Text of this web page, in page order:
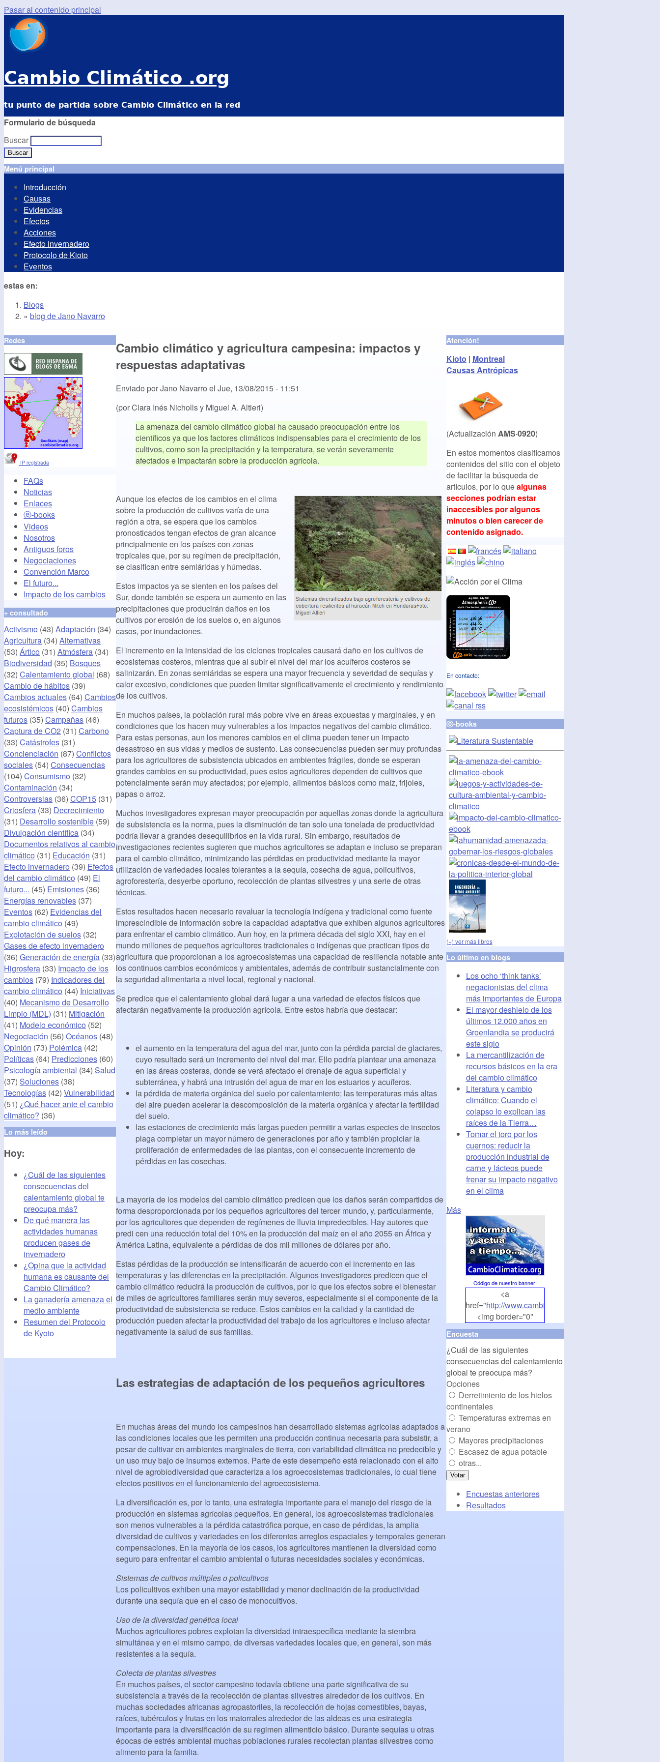
Pasar al contenido principal
Cambio Climático .org
tu punto de partida sobre Cambio Climático en la red
Formulario de búsqueda
Buscar
Menú principal
Introducción
Causas
Evidencias
Efectos
Acciones
Efecto invernadero
Protocolo de Kioto
Eventos
estas en:
Blogs
» blog de Jano Navarro
Cambio climático y agricultura campesina: impactos y
respuestas adaptativas
Enviado porJano Navarro el Jue, 13/08/2015 - 11:51
(por Clara Inés Nicholls y Miguel A. Altieri)
La amenaza del cambio climático global ha causado preocupación entre los
científicos ya que los factores climáticos indispensables para el crecimiento de los
cultivos, como son la precipitación y la temperatura, se verán severamente
afectados e impactarán sobre la producción agrícola.
Aunque los efectos de los cambios en el clima
sobre la producción de cultivos varía de una
región a otra, se espera que los cambios
pronosticados tengan efectos de gran alcance
principalmente en los países con zonas
tropicales que, por su regímen de precipitación,
se clasifican entre semiáridas y húmedas.
Estos impactos ya se sienten en los países del
Sur, donde también se espera un aumento en las
precipitaciones que producirán daños en los
cultivos por erosión de los suelos o, en algunos
casos, por inundaciones.
El incremento en la intensidad de los ciclones tropicales causará daño en los cultivos de
ecosistemas costeros, mientras que al subir el nivel del mar los acuíferos costeros se
salinizarán. En zonas semiáridas se espera una mayor frecuencia y severidad de sequías y
calor excesivo, condiciones que pueden limitar significativamente el crecimiento y rendimiento
de los cultivos.
En muchos países, la población rural más pobre vive en áreas expuestas y marginales, y en
condiciones que los hacen muy vulnerables a los impactos negativos del cambio climático.
Para estas personas, aun los menores cambios en el clima pueden tener un impacto
desastroso en sus vidas y medios de sustento. Las consecuencias pueden ser muy profundas
para los agricultores de subsistencia ubicados en ambientes frágiles, donde se esperan
grandes cambios en su productividad, pues estos agricultores dependen de cultivos que
potencialmente serán muy afectados; por ejemplo, alimentos básicos como maíz, frijoles,
papas o arroz.
Muchos investigadores expresan mayor preocupación por aquellas zonas donde la agricultura
de subsistencia es la norma, pues la disminución de tan solo una tonelada de productividad
podría llevar a grandes desequilibrios en la vida rural. Sin embargo, resultados de
investigaciones recientes sugieren que muchos agricultores se adaptan e incluso se preparan
para el cambio climático, minimizando las pérdidas en productividad mediante la mayor
utilización de variedades locales tolerantes a la sequía, cosecha de agua, policultivos,
agroforestería, desyerbe oportuno, recolección de plantas silvestres y una serie de otras
técnicas.
Estos resultados hacen necesario revaluar la tecnología indígena y tradicional como fuente
imprescindible de información sobre la capacidad adaptativa que exhiben algunos agricultores
para enfrentar el cambio climático. Aun hoy, en la primera década del siglo XXI, hay en el
mundo millones de pequeños agricultores tradicionales o indígenas que practican tipos de
agricultura que proporcionan a los agroecosistemas una capacidad de resiliencia notable ante
los continuos cambios económicos y ambientales, además de contribuir sustancialmente con
la seguridad alimentaria a nivel local, regional y nacional.
Se predice que el calentamiento global dará lugar a una variedad de efectos físicos que
afectarán negativamente la producción agrícola. Entre estos habría que destacar:
el aumento en la temperatura del agua del mar, junto con la pérdida parcial de glaciares,
cuyo resultado será un incremento del nivel del mar. Ello podría plantear una amenaza
en las áreas costeras, donde se verá afectado el drenaje de agua superficial y
subterránea, y habrá una intrusión del agua de mar en los estuarios y acuíferos.
la pérdida de materia orgánica del suelo por calentamiento; las temperaturas más altas
del aire pueden acelerar la descomposición de la materia orgánica y afectar la fertilidad
del suelo.
las estaciones de crecimiento más largas pueden permitir a varias especies de insectos
plaga completar un mayor número de generaciones por año y también propiciar la
proliferación de enfermedades de las plantas, con el consecuente incremento de
pérdidas en las cosechas.
La mayoría de los modelos del cambio climático predicen que los daños serán compartidos de
forma desproporcionada por los pequeños agricultores del tercer mundo, y, particularmente,
por los agricultores que dependen de regímenes de lluvia impredecibles. Hay autores que
predi cen una reducción total del 10% en la producción del maíz en el año 2055 en África y
América Latina, equivalente a pérdidas de dos mil millones de dólares por año.
Estas pérdidas de la producción se intensificarán de acuerdo con el incremento en las
temperaturas y las diferencias en la precipitación. Algunos investigadores predicen que el
cambio climático reducirá la producción de cultivos, por lo que los efectos sobre el bienestar
de miles de agricultores familiares serán muy severos, especialmente si el componente de la
productividad de subsistencia se reduce. Estos cambios en la calidad y la cantidad de
producción pueden afectar la productividad del trabajo de los agricultores e incluso afectar
negativamente la salud de sus familias.
Las estrategias de adaptación de los pequeños agricultores
En muchas áreas del mundo los campesinos han desarrollado sistemas agrícolas adaptados a
las condiciones locales que les permiten una producción continua necesaria para subsistir, a
pesar de cultivar en ambientes marginales de tierra, con variabilidad climática no predecible y
un uso muy bajo de insumos externos. Parte de este desempeño está relacionado con el alto
nivel de agrobiodiversidad que caracteriza a los agroecosistemas tradicionales, lo cual tiene
efectos positivos en el funcionamiento del agroecosistema.
La diversificación es, por lo tanto, una estrategia importante para el manejo del riesgo de la
producción en sistemas agrícolas pequeños. En general, los agroecosistemas tradicionales
son menos vulnerables a la pérdida catastrófica porque, en caso de pérdidas, la amplia
diversidad de cultivos y variedades en los diferentes arreglos espaciales y temporales generan
compensaciones. En la mayoría de los casos, los agricultores mantienen la diversidad como
seguro para enfrentar el cambio ambiental o futuras necesidades sociales y económicas.
Sistemas de cultivos múltiples o policultivos
Los policultivos exhiben una mayor estabilidad y menor declinación de la productividad
durante una sequía que en el caso de monocultivos.
Uso de la diversidad genética local
Muchos agricultores pobres explotan la diversidad intraespecífica mediante la siembra
simultánea y en el mismo campo, de diversas variedades locales que, en general, son más
resistentes a la sequía.
Colecta de plantas silvestres
En muchos países, el sector campesino todavía obtiene una parte significativa de su
subsistencia a través de la recolección de plantas silvestres alrededor de los cultivos. En
muchas sociedades africanas agropastoriles, la recolección de hojas comestibles, bayas,
raíces, tubérculos y frutas en los matorrales alrededor de las aldeas es una estrategia
importante para la diversificación de su regimen alimenticio básico. Durante sequías u otras
épocas de estrés ambiental muchas poblaciones rurales recolectan plantas silvestres como
alimento para la familia.
Redes
IP registrada
FAQs
Noticias
Enlaces
ⓔ-books
Videos
Nosotros
Antiguos foros
Negociaciones
Convención Marco
El futuro...
Impacto de los cambios
+ consultado
Activismo (43) Adaptación (34)
Agricultura (34) Alternativas
(53) Ártico (31) Atmósfera (34)
Biodiversidad (35) Bosques
(32) Calentamiento global (68)
Cambio de hábitos (39)
Cambios actuales (64) Cambios
ecosistémicos (40) Cambios
futuros (35) Campañas (46)
Captura de CO2 (31) Carbono
(33) Catástrofes (31)
Concienciación (87) Conflictos
sociales (54) Consecuencias
(104) Consumismo (32)
Contaminación (34)
Controversias (36) COP15 (31)
Criosfera (33) Decrecimiento
(31) Desarrollo sostenible (59)
Divulgación científica (34)
Documentos relativos al cambio
climático (31) Educación (31)
Efecto invernadero (39) Efectos
del cambio climático (49) El
futuro... (45) Emisiones (36)
Energías renovables (37)
Eventos (62) Evidencias del
cambio climático (49)
Explotación de suelos (32)
Gases de efecto invernadero
(36) Generación de energía (33)
Higrosfera (33) Impacto de los
cambios (79) Indicadores del
cambio climático (44) Iniciativas
(40) Mecanismo de Desarrollo
Limpio (MDL) (31) Mitigación
(41) Modelo económico (52)
Negociación (56) Océanos (48)
Opinión (73) Polémica (42)
Políticas (64) Predicciones (60)
Psicología ambiental (34) Salud
(37) Soluciones (38)
Tecnologías (42) Vulnerabilidad
(51) ¿Qué hacer ante el cambio
climático? (36)
Lo más leído
Hoy:
¿Cuál de las siguientes
consecuencias del
calentamiento global te
preocupa más?
De qué manera las
actividades humanas
producen gases de
invernadero
¿Opina que la actividad
humana es causante del
Cambio Climático?
La ganadería amenaza el
medio ambiente
Resumen del Protocolo
de Kyoto
Atención!
Kioto | Montreal
Causas Antrópicas
(Actualización AMS·0920)
En estos momentos clasificamos
contenidos del sitio con el objeto
de facilitar la búsqueda de
artículos, por lo quealgunas
secciones podrían estar
inaccesibles por algunos
minutos o bien carecer de
contenido asignado.
En contacto:
ⓔ-books
(+) ver más libros
Lo último en blogs
Los ocho ‘think tanks’
negacionistas del clima
más importantes de Europa
El mayor deshielo de los
últimos 12.000 años en
Groenlandia se producirá
este siglo
La mercantilización de
recursos básicos en la era
del cambio climático
Literatura y cambio
climático: Cuando el
colapso lo explican las
raíces de la Tierra…
Tomar el toro por los
cuernos: reducir la
producción industrial de
carne y lácteos puede
frenar su impacto negativo
en el clima
Más
Código de nuestro banner:
<a
href="http://www.cambioclimatico.org
<img border="0"
align="middle"
src="http://www.cambioclimatico.org/banners/
alt="CambioClimatico.org"
/></a>
Encuesta
¿Cuál de las siguientes
consecuencias del calentamiento
global te preocupa más?
Opciones
Derretimiento de los hielos
continentales
Temperaturas extremas en
verano
Mayores precipitaciones
Escasez de agua potable
otras...
Encuestas anteriores
Resultados